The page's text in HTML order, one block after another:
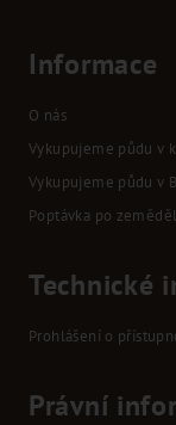
Informace
O nás
Vykupujeme půdu v
Vykupujeme půdu v
Poptávka po
Technické
Prohlášení o
Právní